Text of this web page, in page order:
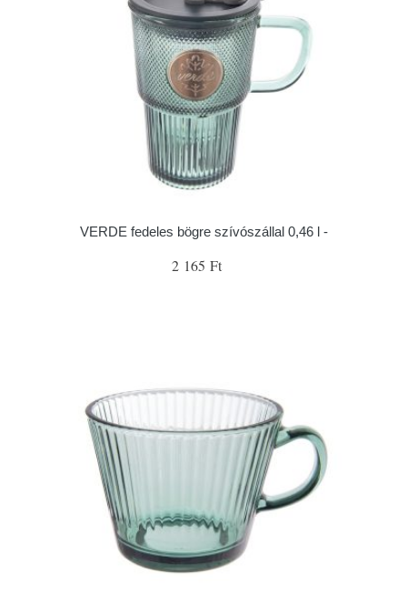
VERDE fedeles bögre szívószállal 0,46 l -
2 165 Ft